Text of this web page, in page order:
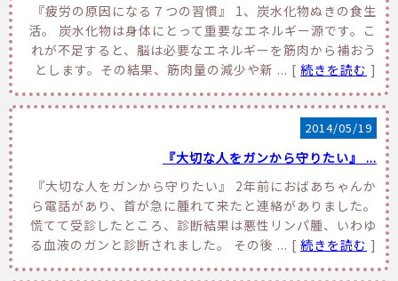
『疲労の原因になる７つの習慣』 1、炭水化物ぬきの食生
活。 炭水化物は身体にとって重要なエネルギー源です。こ
れが不足すると、脳は必要なエネルギーを筋肉から補おう
とします。その結果、筋肉量の減少や新 ... [ 続きを読む ]
2014/05/19
『大切な人をガンから守りたい』 ...
『大切な人をガンから守りたい』 2年前におばあちゃんか
ら電話があり、首が急に腫れて来たと連絡がありました。
慌てて受診したところ、診断結果は悪性リンパ腫、いわゆ
る血液のガンと診断されました。 その後 ... [ 続きを読む ]